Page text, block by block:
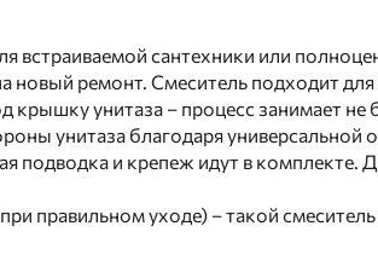
сантехники или
ремонт. Смеситель подходит
крышку унитаза – процесс занимает
унитаза благодаря универсальной
подводка и крепеж идут в
правильном уходе) – такой